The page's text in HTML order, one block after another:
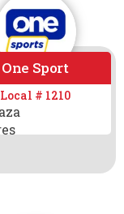
One Sport
Local # 1210